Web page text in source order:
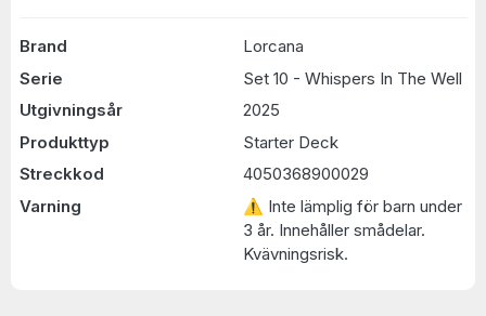
Brand
Lorcana
Serie
Set 10 - Whispers In The Well
Utgivningsår
2025
Produkttyp
Starter Deck
Streckkod
4050368900029
Varning
⚠ Inte lämplig för barn under
3 år. Innehåller smådelar.
Kvävningsrisk.